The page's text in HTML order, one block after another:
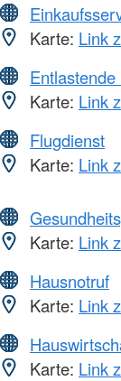
Karte: Link
Karte: Link
Flugdienst
Karte: Link
Karte: Link
Hausnotruf
Karte: Link
Karte: Link